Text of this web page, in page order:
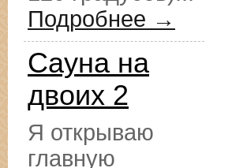
Подробнее →
Сауна на
двоих 2
Я открываю
главную